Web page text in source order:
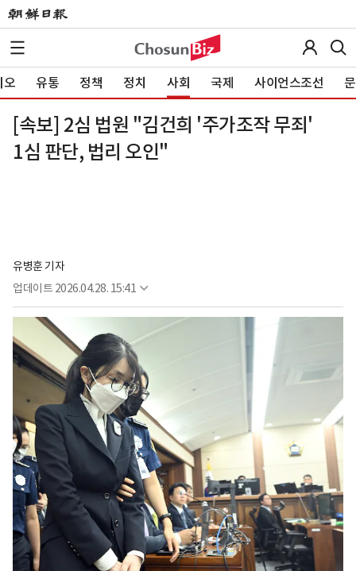
오 유통 정책 정치 사회 국제 사이언스조선
[속보] 2심 법원 "김건희 '주가조작 무죄'
1심 판단, 법리 오인"
유병훈 기자
업데이트 2026.04.28. 15:41